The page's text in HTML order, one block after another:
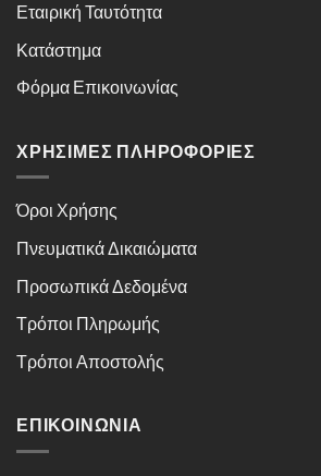
Εταιρική Ταυτότητα
Κατάστημα
Φόρμα Επικοινωνίας
ΧΡΉΣΙΜΕΣ ΠΛΗΡΟΦΟΡΊΕΣ
Όροι Χρήσης
Πνευματικά Δικαιώματα
Προσωπικά Δεδομένα
Τρόποι Πληρωμής
Τρόποι Αποστολής
ΕΠΙΚΟΙΝΩΝΊΑ